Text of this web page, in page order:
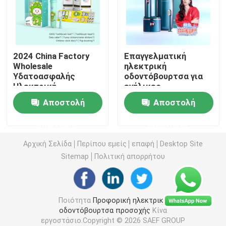
επανακαταλογηστέα ηλεκτρική οδοντόβουρτσα
Ενήλικη ηλεκτρική οδοντόβουρτσα
Ηλεκτρική οδοντόβουρτσα παιδιών
Έξυπνη ηλεκτρική οδοντόβουρτσα
2024 China Factory
Wholesale
Υδατοασφαλής
Ηλεκτρική
Οδοντόβουρτσά με
έξυπνο χρονόμετρο
Αποστολή
Επαγγελματική
ηλεκτρική
οδοντόβουρτσα για
ενήλικες
Προσαρμόσιμο
εξοπλισμό
απολύμανσης
θήκη ταξιδιού
Αποστολή
Αρχική Σελίδα Περίπου εμείς επαφή
Desktop Site
Sitemap
Πολιτική απορρήτου
Ποιότητα Προφορική ηλεκτρική
οδοντόβουρτσα προσοχής Κίνα
εργοστάσιο.Copyright © 2026 SAEF GROUP